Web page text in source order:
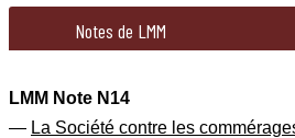
Notes de LMM
LMM Note N14
— La Société contre les